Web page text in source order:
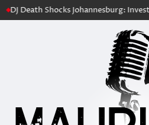
Johannesburg: Investigation